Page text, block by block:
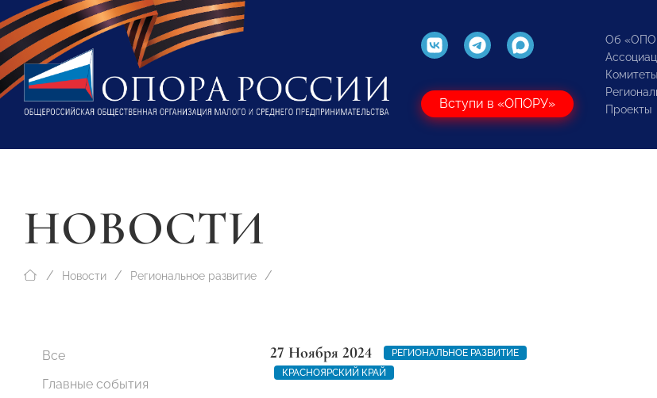
Вступи в «ОПОРУ»
Об
Проекты
НОВОСТИ
Новости Региональное развитие
Все
Главные события
27 Ноября 2024
РЕГИОНАЛЬНОЕ РАЗВИТИЕ
КРАСНОЯРСКИЙ КРАЙ